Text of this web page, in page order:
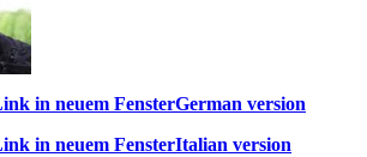
German version
Italian version